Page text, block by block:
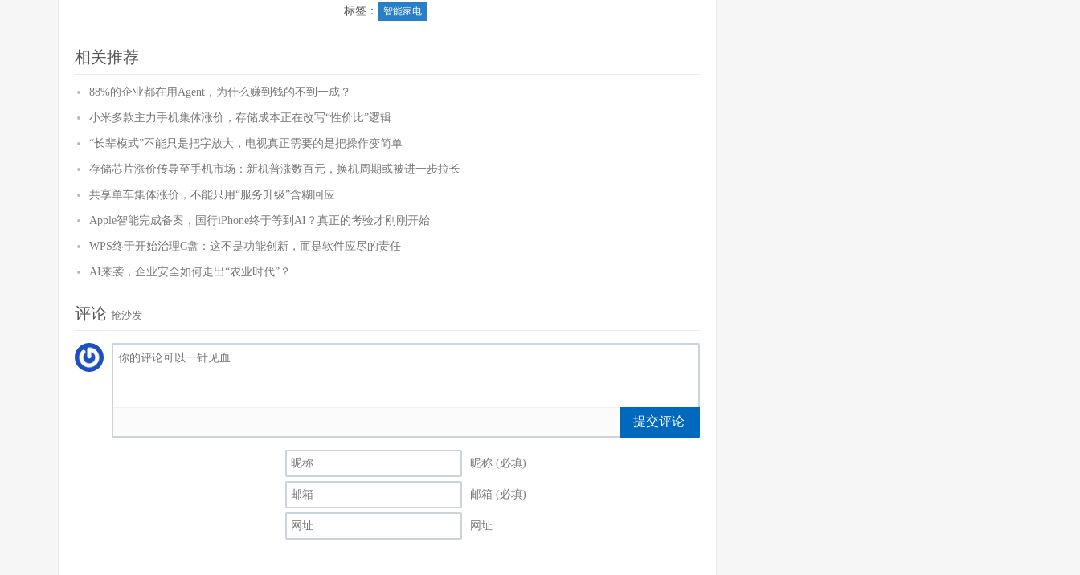
标签： 智能家电
相关推荐
88%的企业都在用Agent，为什么赚到钱的不到一成？
小米多款主力手机集体涨价，存储成本正在改写“性价比”逻辑
“长辈模式”不能只是把字放大，电视真正需要的是把操作变简单
存储芯片涨价传导至手机市场：新机普涨数百元，换机周期或被进一步拉长
共享单车集体涨价，不能只用“服务升级”含糊回应
Apple智能完成备案，国行iPhone终于等到AI？真正的考验才刚刚开始
WPS终于开始治理C盘：这不是功能创新，而是软件应尽的责任
AI来袭，企业安全如何走出“农业时代”？
评论 抢沙发
提交评论
昵称 (必填)
邮箱 (必填)
网址